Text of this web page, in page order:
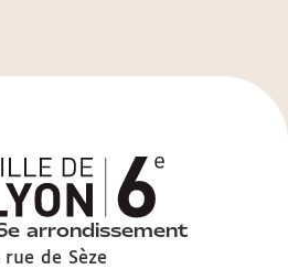
arrondissement
rue de Sèze